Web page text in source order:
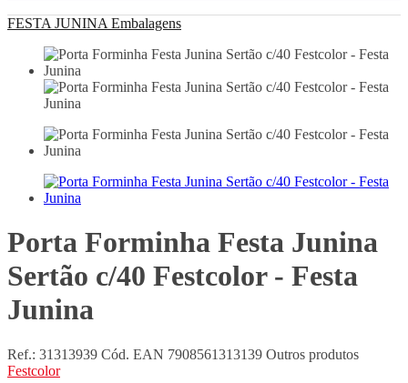
FESTA JUNINA Embalagens
Porta Forminha Festa Junina
Sertão c/40 Festcolor - Festa
Junina
Ref.: 31313939 Cód. EAN 7908561313139 Outros produtos
Festcolor